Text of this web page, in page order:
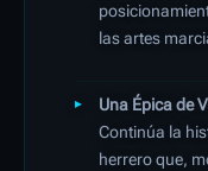
las artes
Una Épica de
Continúa la
herrero que,